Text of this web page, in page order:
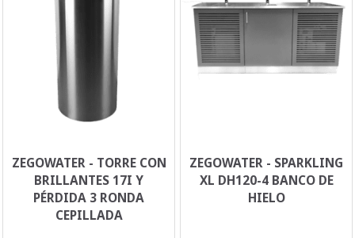
ZEGOWATER - TORRE CON
BRILLANTES 17I Y
PÉRDIDA 3 RONDA
CEPILLADA
ZEGOWATER - SPARKLING
XL DH120-4 BANCO DE
HIELO